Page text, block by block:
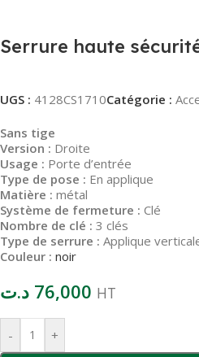
Serrure haute
UGS : 4128CS1710Catégorie :
Sans tige
Version : Droite
Usage : Porte d’entrée
Type de pose : En applique
Matière : métal
Système de fermeture : Clé
Nombre de clé : 3 clés
Type de serrure : Applique
Couleur : noir
76,000 د.ت HT
- +